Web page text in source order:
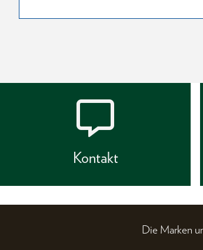
Kontakt
Die Marken